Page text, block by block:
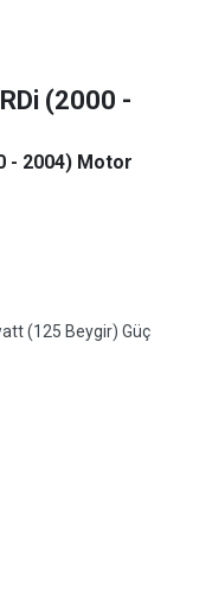
(2000 -
- 2004) Motor
(125 Beygir) Güç